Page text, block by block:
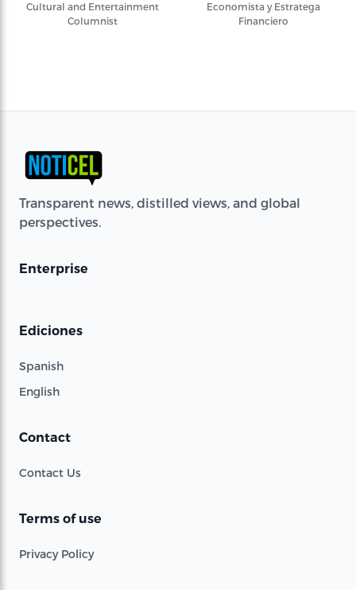
Cultural and Entertainment
Columnist
Economista y Estratega
Financiero
Transparent news, distilled views, and global
perspectives.
Enterprise
Ediciones
Spanish
English
Contact
Contact Us
Terms of use
Privacy Policy